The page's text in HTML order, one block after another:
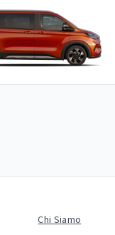
Chi Siamo